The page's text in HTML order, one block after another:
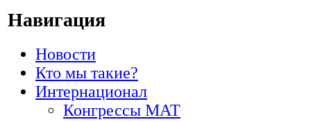
Навигация
Новости
Кто мы такие?
Интернационал
Конгрессы МАТ